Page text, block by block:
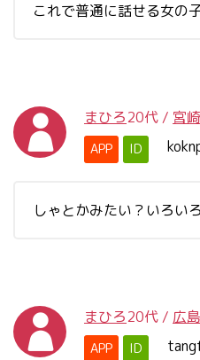
これで普通に話せる女の
まひろ20代 / 宮崎
APP ID
しゃとかみたい？いろいろ
まひろ20代 / 広島
APP ID